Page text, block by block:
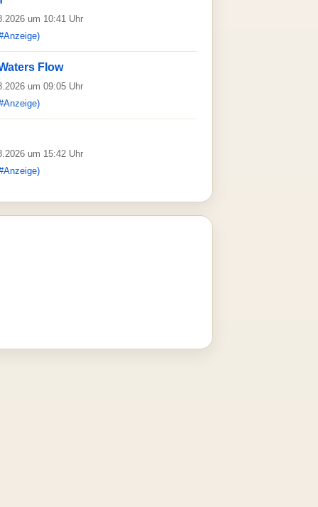
um 10:41 Uhr
Flow
um 09:05 Uhr
um 15:42 Uhr